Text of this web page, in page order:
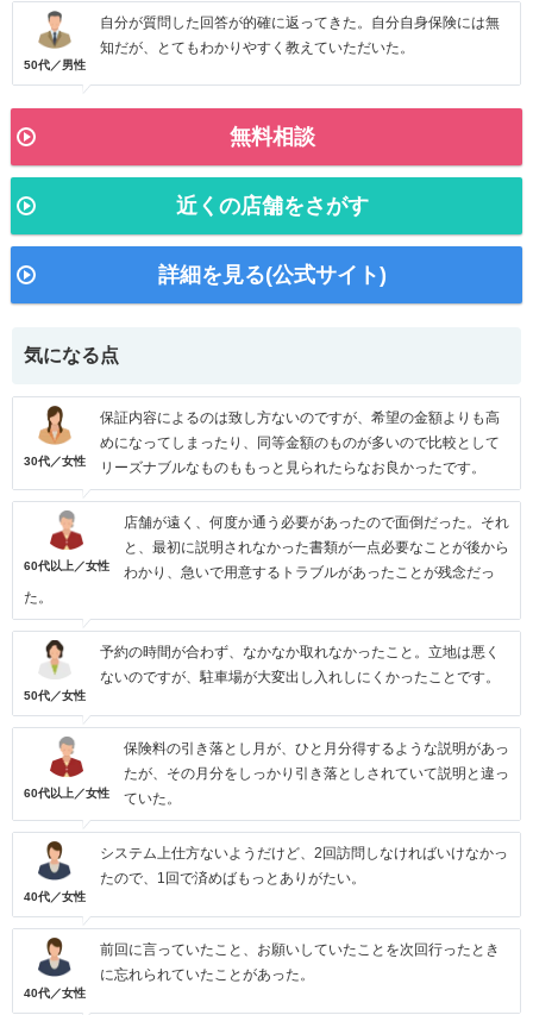
50代／男性
自分が質問した回答が的確に返ってきた。自分自身保険には無
知だが、とてもわかりやすく教えていただいた。
無料相談
近くの店舗をさがす
詳細を見る(公式サイト)
気になる点
30代／女性
保証内容によるのは致し方ないのですが、希望の金額よりも高
めになってしまったり、同等金額のものが多いので比較として
リーズナブルなものももっと見られたらなお良かったです。
60代以上／女性
店舗が遠く、何度か通う必要があったので面倒だった。それ
と、最初に説明されなかった書類が一点必要なことが後から
わかり、急いで用意するトラブルがあったことが残念だっ
た。
50代／女性
予約の時間が合わず、なかなか取れなかったこと。立地は悪く
ないのですが、駐車場が大変出し入れしにくかったことです。
60代以上／女性
保険料の引き落とし月が、ひと月分得するような説明があっ
たが、その月分をしっかり引き落としされていて説明と違っ
ていた。
40代／女性
システム上仕方ないようだけど、2回訪問しなければいけなかっ
たので、1回で済めばもっとありがたい。
40代／女性
前回に言っていたこと、お願いしていたことを次回行ったとき
に忘れられていたことがあった。